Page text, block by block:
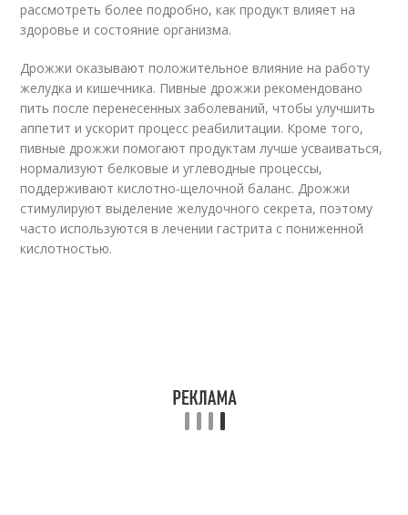
рассмотреть более подробно, как продукт влияет на
здоровье и состояние организма.
Дрожжи оказывают положительное влияние на работу
желудка и кишечника. Пивные дрожжи рекомендовано
пить после перенесенных заболеваний, чтобы улучшить
аппетит и ускорит процесс реабилитации. Кроме того,
пивные дрожжи помогают продуктам лучше усваиваться,
нормализуют белковые и углеводные процессы,
поддерживают кислотно-щелочной баланс. Дрожжи
стимулируют выделение желудочного секрета, поэтому
часто используются в лечении гастрита с пониженной
кислотностью.